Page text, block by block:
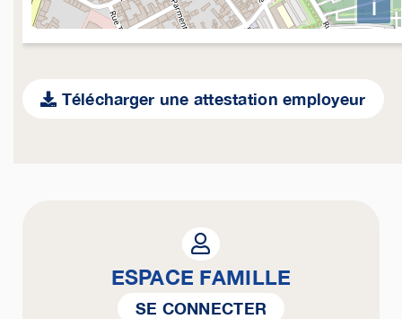
i
Télécharger une attestation employeur
ESPACE FAMILLE
SE CONNECTER